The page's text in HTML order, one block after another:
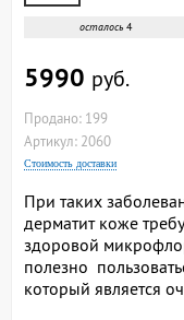
осталось 4
5990 руб.
Продано: 199
Артикул: 2060
Стоимость доставки
При таких
дерматит коже
здоровой
полезно
который является